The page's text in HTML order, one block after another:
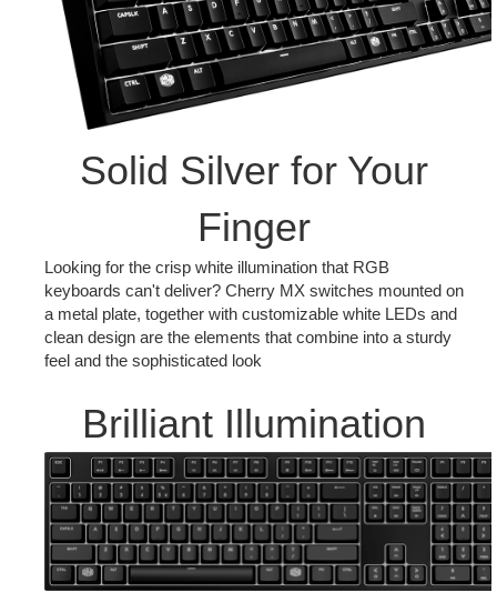
Solid Silver for Your
Finger
Looking for the crisp white illumination that RGB
keyboards can't deliver? Cherry MX switches mounted on
a metal plate, together with customizable white LEDs and
clean design are the elements that combine into a sturdy
feel and the sophisticated look
Brilliant Illumination